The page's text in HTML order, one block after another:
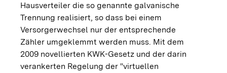
Hausverteiler die so genannte galvanische
Trennung realisiert, so dass bei einem
Versorgerwechsel nur der entsprechende
Zähler umgeklemmt werden muss. Mit dem
2009 novellierten KWK-Gesetz und der darin
verankerten Regelung der "virtuellen